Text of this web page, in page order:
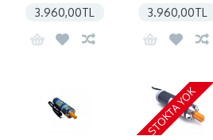
3.960,00TL
3.960,00TL
STOKTA YOK